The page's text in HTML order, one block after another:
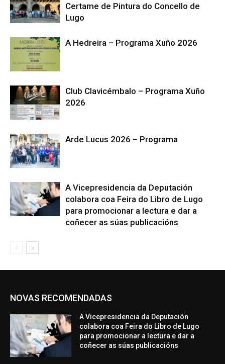
Certame de Pintura do Concello de
Lugo
A Hedreira – Programa Xuño 2026
Club Clavicémbalo – Programa Xuño
2026
Arde Lucus 2026 – Programa
A Vicepresidencia da Deputación
colabora coa Feira do Libro de Lugo
para promocionar a lectura e dar a
coñecer as súas publicacións
NOVAS RECOMENDADAS
A Vicepresidencia da Deputación
colabora coa Feira do Libro de Lugo
para promocionar a lectura e dar a
coñecer as súas publicacións